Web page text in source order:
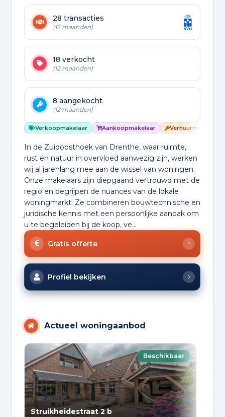
28 transacties
(12 maanden)
18 verkocht
(12 maanden)
8 aangekocht
(12 maanden)
Verkoopmakelaar Aankoopmakelaar Verhuurmakelaar
In de Zuidoosthoek van Drenthe, waar ruimte,
rust en natuur in overvloed aanwezig zijn, werken
wij al jarenlang mee aan de wissel van woningen.
Onze makelaars zijn diepgaand vertrouwd met de
regio en begrijpen de nuances van de lokale
woningmarkt. Ze combineren bouwtechnische en
juridische kennis met een persoonlijke aanpak om
u te begeleiden bij de koop, ve...
Gratis offerte
Profiel bekijken
Actueel woningaanbod
Beschikbaar
Struikheidestraat 2 b